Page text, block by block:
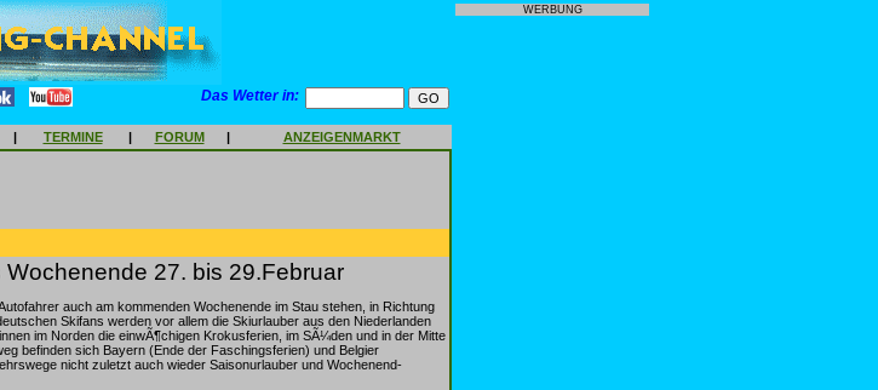
Das Wetter in:
| TERMINE | FORUM | ANZEIGENMARKT
27. bis 29.Februar
auch am kommenden Wochenende im Stau stehen, in Richtung
Skifans werden vor allem die Skiurlauber aus den Niederlanden
im Norden die einwÃ¶chigen Krokusferien, im SÃ¼den und in der Mitte
befinden sich Bayern (Ende der Faschingsferien) und Belgier
nicht zuletzt auch wieder Saisonurlauber und Wochenend-
WERBUNG